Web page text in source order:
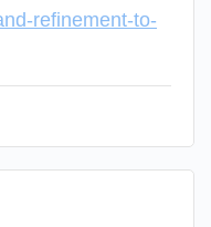
refinement-to-